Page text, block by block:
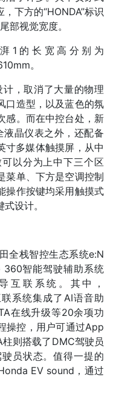
下方的“HONDA”标识
部视觉宽度。
1的长宽高分别为
。
，取消了大量的物理
口造型，以及蓝色的氛
感。而在中控台处，新
晶仪表之外，还配备
寸多媒体触摸屏，从中
以分为上中下三个区
菜单、下方是空调控制
操作按键均采用触摸式
设计。
全栈智控生态系统e:N
360智能驾驶辅助系统
互联系统。其中，
系统集成了AI语音助
在线升级等20余项功
操控，用户可通过App
则搭载了DMC驾驶员
员状态。值得一提的
EV sound，通过